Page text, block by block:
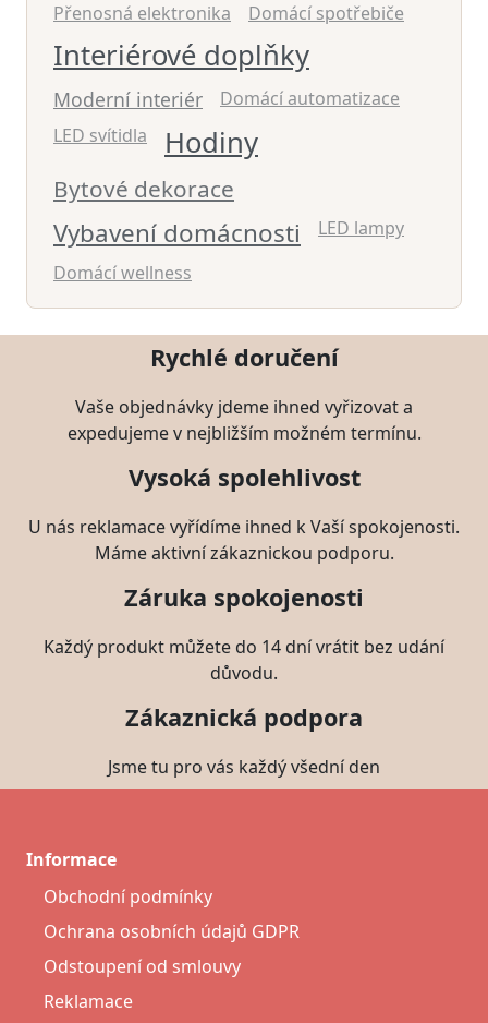
Přenosná elektronika Domácí spotřebiče
Interiérové doplňky
Moderní interiér
Domácí automatizace
LED svítidla
Hodiny
Bytové dekorace
Vybavení domácnosti
LED lampy
Domácí wellness
Rychlé doručení
Vaše objednávky jdeme ihned vyřizovat a
expedujeme v nejbližším možném termínu.
Vysoká spolehlivost
U nás reklamace vyřídíme ihned k Vaší spokojenosti.
Máme aktivní zákaznickou podporu.
Záruka spokojenosti
Každý produkt můžete do 14 dní vrátit bez udání
důvodu.
Zákaznická podpora
Jsme tu pro vás každý všední den
Informace
Obchodní podmínky
Ochrana osobních údajů GDPR
Odstoupení od smlouvy
Reklamace